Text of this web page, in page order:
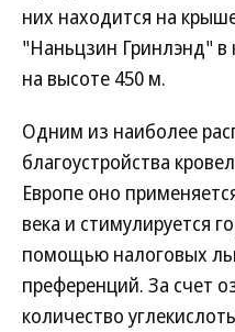
них находится на
"Наньцзин Гринлэнд" в
на высоте 450 м.
Одним из наиболее
благоустройства
Европе оно
века и стимулируется
помощью налоговых
преференций. За счет
количество